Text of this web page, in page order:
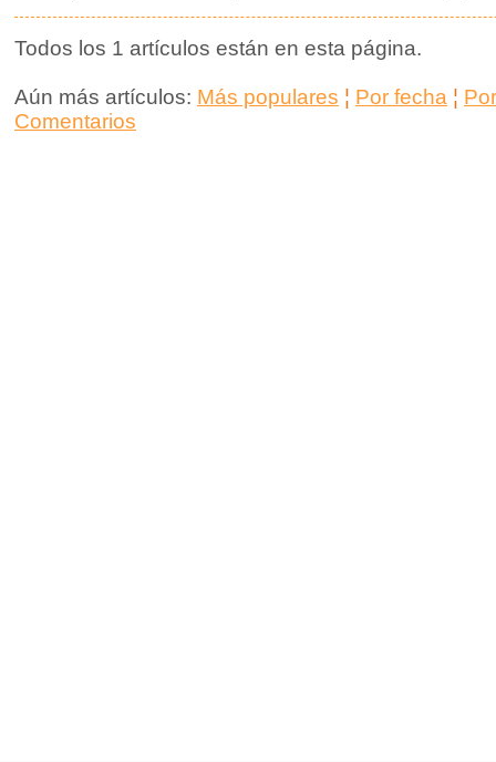
Todos los 1 artículos están en esta página.
Aún más artículos: Más populares ¦ Por fecha ¦
Comentarios